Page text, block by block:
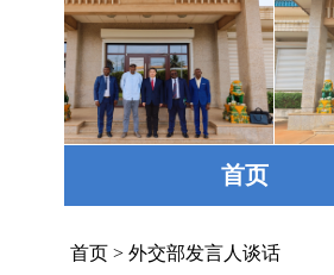
首页
首页> 外交部发言人谈话